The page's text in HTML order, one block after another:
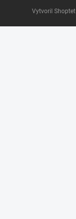
Vytvoril Shoptet